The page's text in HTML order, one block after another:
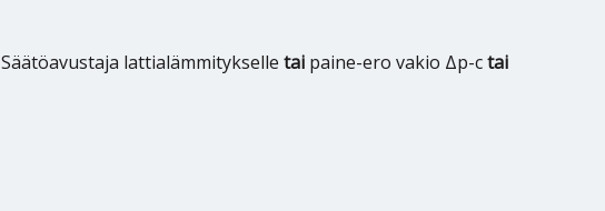
Säätöavustaja lattialämmitykselle tai paine-ero vakio Δp-ctai